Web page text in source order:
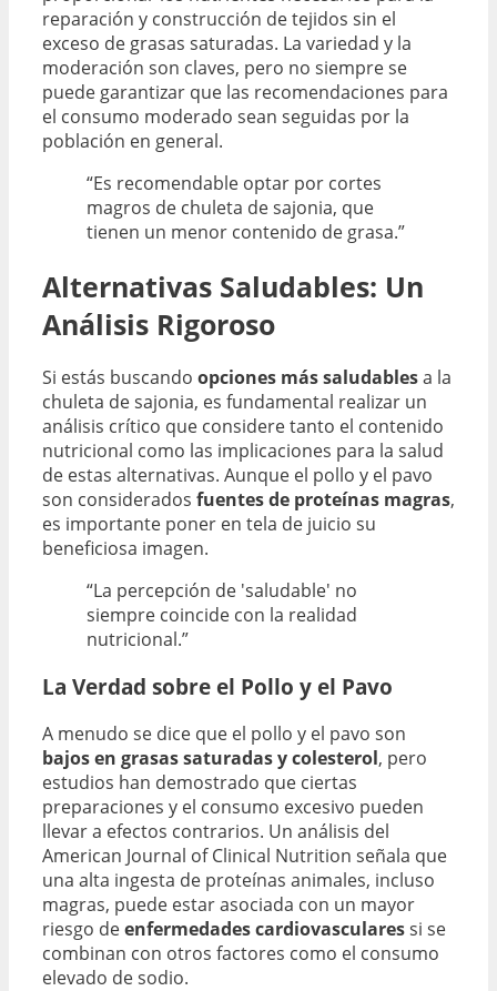
reparación y construcción de tejidos sin el
exceso de grasas saturadas. La variedad y la
moderación son claves, pero no siempre se
puede garantizar que las recomendaciones para
el consumo moderado sean seguidas por la
población en general.
“Es recomendable optar por cortes
magros de chuleta de sajonia, que
tienen un menor contenido de grasa.”
Alternativas Saludables: Un
Análisis Rigoroso
Si estás buscando opciones más saludablesa la
chuleta de sajonia, es fundamental realizar un
análisis crítico que considere tanto el contenido
nutricional como las implicaciones para la salud
de estas alternativas. Aunque el pollo y el pavo
son considerados fuentes de proteínas magras,
es importante poner en tela de juicio su
beneficiosa imagen.
“La percepción de 'saludable' no
siempre coincide con la realidad
nutricional.”
La Verdad sobre el Pollo y el Pavo
A menudo se dice que el pollo y el pavo son
bajos en grasas saturadas y colesterol, pero
estudios han demostrado que ciertas
preparaciones y el consumo excesivo pueden
llevar a efectos contrarios. Un análisis del
American Journal of Clinical Nutrition señala que
una alta ingesta de proteínas animales, incluso
magras, puede estar asociada con un mayor
riesgo deenfermedades cardiovascularessi se
combinan con otros factores como el consumo
elevado de sodio.